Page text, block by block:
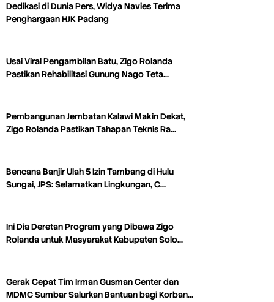
Dedikasi di Dunia Pers, Widya Navies Terima
Penghargaan HJK Padang
Usai Viral Pengambilan Batu, Zigo Rolanda
Pastikan Rehabilitasi Gunung Nago Teta…
Pembangunan Jembatan Kalawi Makin Dekat,
Zigo Rolanda Pastikan Tahapan Teknis Ra…
Bencana Banjir Ulah 5 Izin Tambang di Hulu
Sungai, JPS: Selamatkan Lingkungan, C…
Ini Dia Deretan Program yang Dibawa Zigo
Rolanda untuk Masyarakat Kabupaten Solo…
Gerak Cepat Tim Irman Gusman Center dan
MDMC Sumbar Salurkan Bantuan bagi Korban…